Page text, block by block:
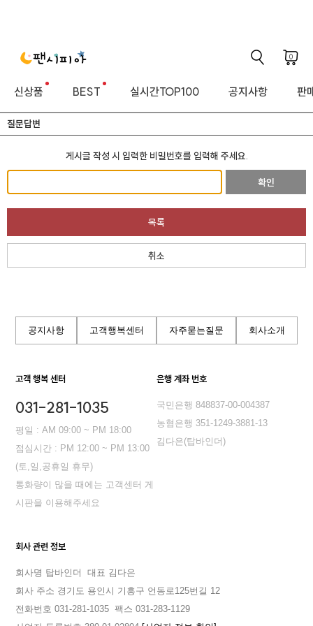
0
신상품 BEST 실시간TOP100 공지사항 판
질문답변
게시글 작성 시 입력한 비밀번호를 입력해 주세요.
확인
목록
취소
공지사항 고객행복센터 자주묻는질문 회사소개
고객 행복 센터
031-281-1035
평일 : AM 09:00 ~ PM 18:00
점심시간 : PM 12:00 ~ PM 13:00
(토,일,공휴일 휴무)
통화량이 많을 때에는 고객센터 게
시판을 이용해주세요
은행 계좌 번호
국민은행 848837-00-004387
농혐은행 351-1249-3881-13
김다은(탑바인더)
회사 관련 정보
회사명 탑바인더
대표 김다은
회사 주소 경기도 용인시 기흥구 언동로125번길 12
전화번호 031-281-1035 팩스 031-283-1129